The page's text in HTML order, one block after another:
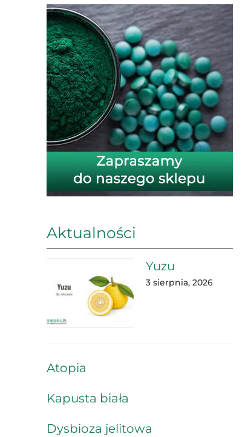
Aktualności
Yuzu
3 sierpnia, 2026
Atopia
Kapusta biała
Dysbioza jelitowa